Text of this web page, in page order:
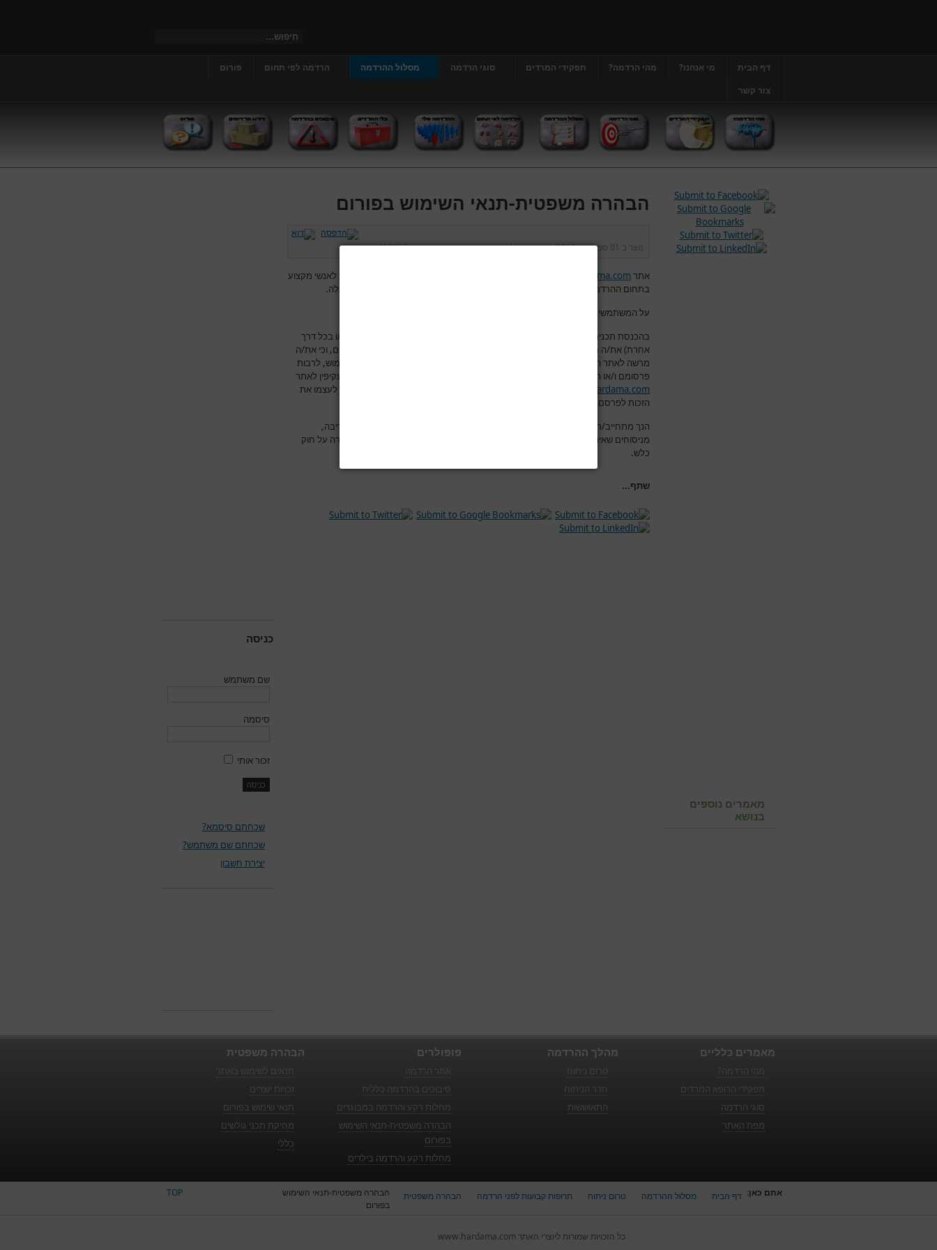
דף הבית מי אנחנו? מהי הרדמה? תפקידי המרדים סוגי הרדמה מסלול ההרדמה הרדמה לפי תחום
פורום
צור קשר
הבהרה משפטית-תנאי השימוש בפורום
נוצר ב 01 ספטמבר 2013 נכתב על ידידר' גרג'י יונתן כניסות:403957
אתר www.hardama.com
מאפשר לגולשים להשתמש בפורום לצורך העלאת שאלות לאנשי מקצוע
בתחום ההרדמה והמהלך סביב הניתוח ולפתח דיון בין הגולשים לבין עצמם בנושאים אלה.
על המשתמשים בפורום למסור מידע שהוא למיטב ידיעתם אמיתי, נכון ומדויק.
בהכנסת תכנים לאתר
(בפורום, תגובות מאמרים, יצירת קשר או בכל דרך
אחרת) את/ה מצהיר/ה בזאת במפורש כי הינך בעל/ת מלוא זכויות הקניין הרוחני בתכנים, וכי את/ה
מרשה לאתר www.hardama.com
בעצם הכנסת התכנים לאתר, לעשות בהם כל שימוש, לרבות
פרסומם ו/או הסרתם מהאתר ו/או פרסומם בכל מדיה אחרת הקשורה במישרין ו/או בעקיפין לאתר
www.hardama.com
שומר לעצמו את
הזכות לפרסם מידע זה, באופן מלא, באופן חלקי או לא לפרסמו כלל
הנך מתחייב/ת שבהוספת הודעה לפורום, תוכן ההודעה יהיה נקי מהשמצות, מהוצאת דיבה,
מניסוחים שאינם ראויים, מפרסומות ומהתקפות אישיות. ושלא יהיה בהודעה משום עבירה על חוק
כלש.
שתף...
כניסה
שם משתמש
סיסמה
זכור אותי
שכחתם סיסמא?
שכחתם שם משתמש?
יצירת חשבון
מאמרים נוספים
בנושא
הבהרה משפטית
זכויות יוצרים
תנאי שימוש בפורום
מחיקת תכני גולשים
כללי
פופולרים
סיבוכים בהרדמה כללית
מחלות רקע והרדמה במבוגרים
הבהרה משפטית-תנאי השימוש
בפורום
מחלות רקע והרדמה בילדים
מהלך ההרדמה
חדר הניתוח
התאוששות
מאמרים כלליים
תפקידי הרופא המרדים
סוגי הרדמה
מפת האתר
אתם כאן: דף הבית מסלול ההרדמה טרום ניתוח תרופות קבועות לפני הרדמה הבהרה משפטית
הבהרה משפטית-תנאי השימוש
בפורום
TOP
כל הזכויות שמורות ליוצרי האתר www.hardama.com